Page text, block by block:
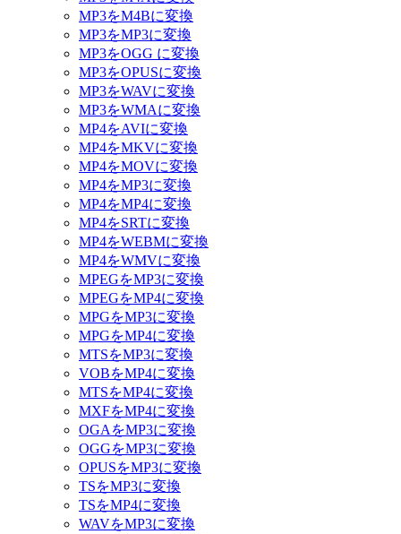
MP3をM4Bに変換
MP3をMP3に変換
MP3をOGG に変換
MP3をOPUSに変換
MP3をWAVに変換
MP3をWMAに変換
MP4をAVIに変換
MP4をMKVに変換
MP4をMOVに変換
MP4をMP3に変換
MP4をMP4に変換
MP4をSRTに変換
MP4をWEBMに変換
MP4をWMVに変換
MPEGをMP3に変換
MPEGをMP4に変換
MPGをMP3に変換
MPGをMP4に変換
MTSをMP3に変換
VOBをMP4に変換
MTSをMP4に変換
MXFをMP4に変換
OGAをMP3に変換
OGGをMP3に変換
OPUSをMP3に変換
TSをMP3に変換
TSをMP4に変換
WAVをMP3に変換